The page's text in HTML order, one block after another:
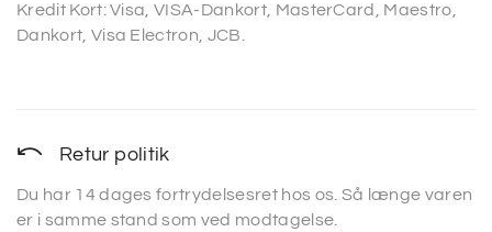
Kredit Kort: Visa, VISA-Dankort, MasterCard, Maestro,
Dankort, Visa Electron, JCB.
Retur politik
Du har 14 dages fortrydelsesret hos os. Så længe varen
er i samme stand som ved modtagelse.